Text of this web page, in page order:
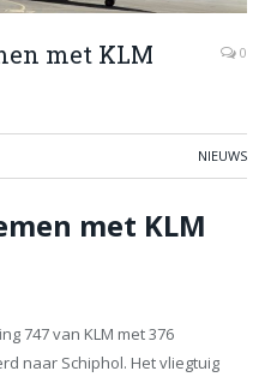
met KLM
0
NIEUWS
met KLM
747 van KLM met 376
naar Schiphol. Het vliegtuig